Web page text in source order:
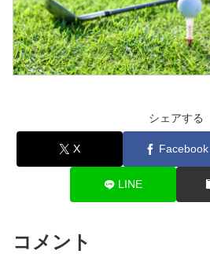
シェアする
X Facebook
LINE
コメント